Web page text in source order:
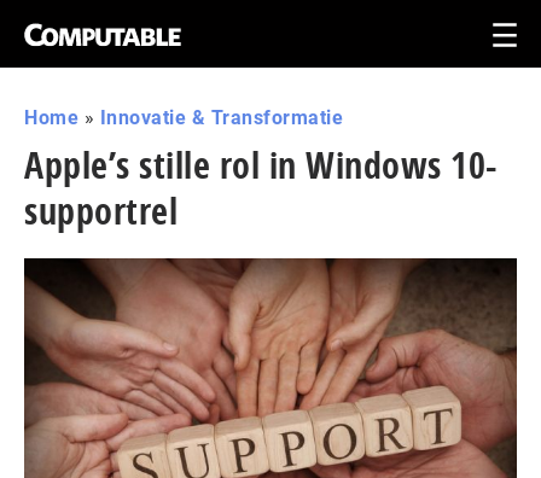
Home » Innovatie & Transformatie
Apple’s stille rol in Windows 10-
supportrel